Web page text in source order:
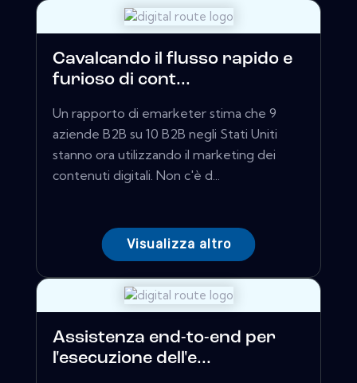
Cavalcando il flusso rapido e
furioso di cont...
Un rapporto di emarketer stima che 9
aziende B2B su 10 B2B negli Stati Uniti
stanno ora utilizzando il marketing dei
contenuti digitali. Non c'è d...
Visualizza altro
Assistenza end-to-end per
l'esecuzione dell'e...